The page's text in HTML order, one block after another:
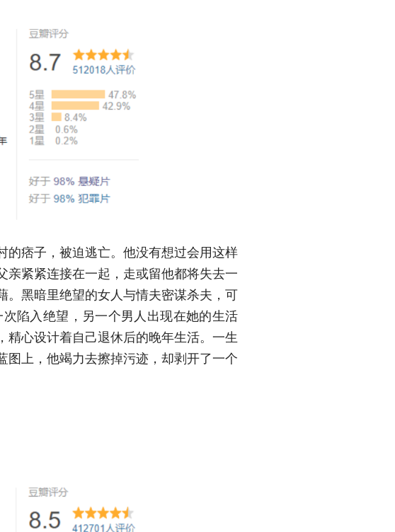
的痞子，被迫逃亡。他没有想过会用这样
亲紧紧连接在一起，走或留他都将失去一
。黑暗里绝望的女人与情夫密谋杀夫，可
陷入绝望，另一个男人出现在她的生活
心设计着自己退休后的晚年生活。一生
图上，他竭力去擦掉污迹，却剥开了一个